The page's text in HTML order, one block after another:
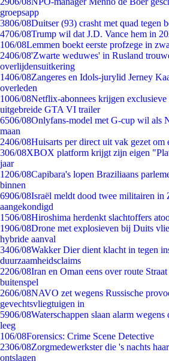
groepsapp
3806/08Duitser (93) crasht met quad tegen
4706/08Trump wil dat J.D. Vance hem in
106/08Lemmen boekt eerste profzege in
2406/08'Zwarte weduwes' in Rusland
overlijdensuitkering
1406/08Zangeres en Idols-jurylid Jerney
overleden
1006/08Netflix-abonnees krijgen exclusieve
uitgebreide GTA VI trailer
6506/08Onlyfans-model met G-cup wil als
maan
2406/08Huisarts per direct uit vak gezet
306/08XBOX platform krijgt zijn eigen
jaar
1206/08Capibara's lopen Braziliaans
binnen
6906/08Israël meldt dood twee militairen
aangekondigd
1506/08Hiroshima herdenkt slachtoffers
1906/08Drone met explosieven bij Duits
hybride aanval
3406/08Wakker Dier dient klacht in tegen
duurzaamheidsclaims
2206/08Iran en Oman eens over route
buitenspel
2606/08NAVO zet wegens Russische
gevechtsvliegtuigen in
5906/08Waterschappen slaan alarm
leeg
106/08Forensics: Crime Scene Detective
2306/08Zorgmedewerkster die 's nachts
ontslagen